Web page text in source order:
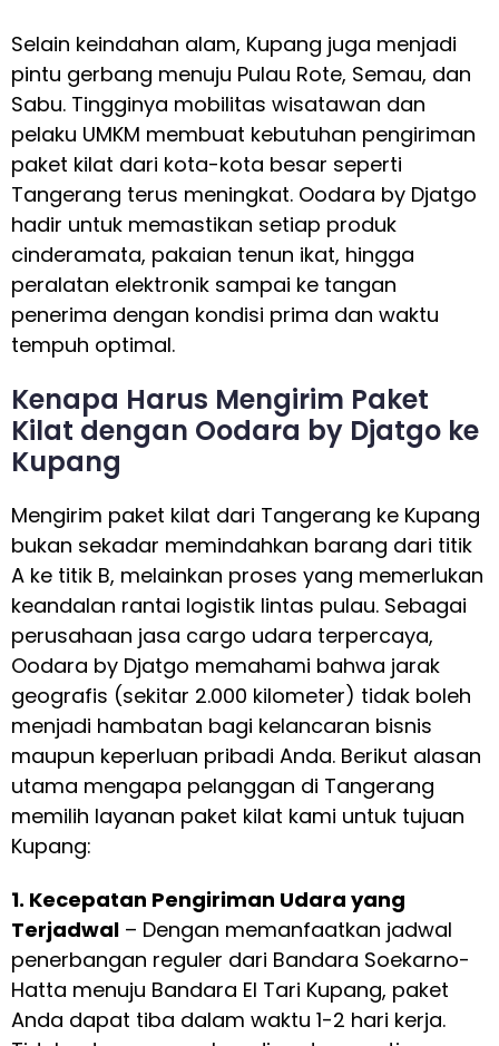
Selain keindahan alam, Kupang juga menjadi
pintu gerbang menuju Pulau Rote, Semau, dan
Sabu. Tingginya mobilitas wisatawan dan
pelaku UMKM membuat kebutuhan pengiriman
paket kilat dari kota-kota besar seperti
Tangerang terus meningkat. Oodara by Djatgo
hadir untuk memastikan setiap produk
cinderamata, pakaian tenun ikat, hingga
peralatan elektronik sampai ke tangan
penerima dengan kondisi prima dan waktu
tempuh optimal.
Kenapa Harus Mengirim Paket
Kilat dengan Oodara by Djatgo ke
Kupang
Mengirim paket kilat dari Tangerang ke Kupang
bukan sekadar memindahkan barang dari titik
A ke titik B, melainkan proses yang memerlukan
keandalan rantai logistik lintas pulau. Sebagai
perusahaan jasa cargo udara terpercaya,
Oodara by Djatgo memahami bahwa jarak
geografis (sekitar 2.000 kilometer) tidak boleh
menjadi hambatan bagi kelancaran bisnis
maupun keperluan pribadi Anda. Berikut alasan
utama mengapa pelanggan di Tangerang
memilih layanan paket kilat kami untuk tujuan
Kupang:
1. Kecepatan Pengiriman Udara yang
Terjadwal – Dengan memanfaatkan jadwal
penerbangan reguler dari Bandara Soekarno-
Hatta menuju Bandara El Tari Kupang, paket
Anda dapat tiba dalam waktu 1-2 hari kerja.